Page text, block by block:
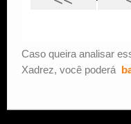
Caso queira analisar
Xadrez, você poderá